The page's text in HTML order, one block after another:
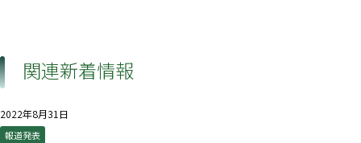
関連新着情報
2022年8月31日
報道発表